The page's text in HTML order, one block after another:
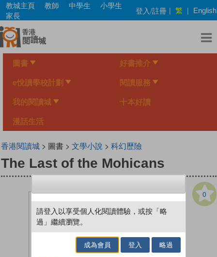
Skip
main
content
教城主頁 教師 中學生
小學生
家長
登入/註冊 | 繁 | English
圖書 好書推介
e悅讀學校計劃 閱讀服務
我的閱讀城 十本好讀
漫話生活
香港閱讀城> 圖書 > 文學小說 > 科幻歷險
The Last of the Mohicans
0
請登入以享受個人化閱讀體驗，或按「略
過」繼續瀏覽。
成為會員 登入 略過